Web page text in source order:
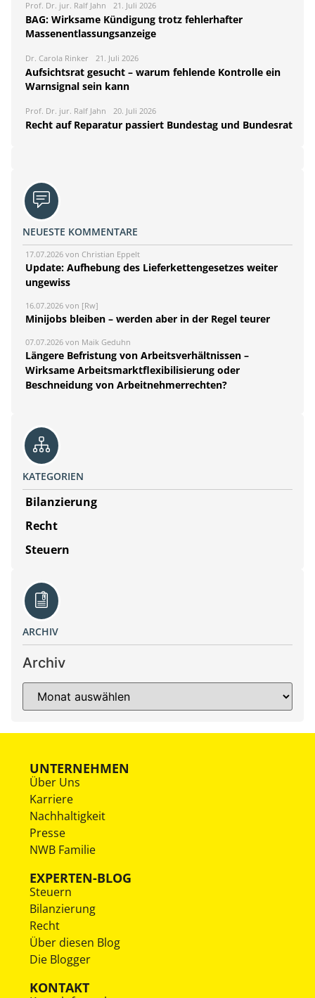
Prof. Dr. jur. Ralf Jahn 21. Juli 2026
BAG: Wirksame Kündigung trotz fehlerhafter
Massenentlassungsanzeige
Dr. Carola Rinker 21. Juli 2026
Aufsichtsrat gesucht – warum fehlende Kontrolle ein
Warnsignal sein kann
Prof. Dr. jur. Ralf Jahn 20. Juli 2026
Recht auf Reparatur passiert Bundestag und Bundesrat
NEUESTE KOMMENTARE
17.07.2026 von Christian Eppelt
Update: Aufhebung des Lieferkettengesetzes weiter
ungewiss
16.07.2026 von [Rw]
Minijobs bleiben – werden aber in der Regel teurer
07.07.2026 von Maik Geduhn
Längere Befristung von Arbeitsverhältnissen –
Wirksame Arbeitsmarktflexibilisierung oder
Beschneidung von Arbeitnehmerrechten?
KATEGORIEN
Bilanzierung
Recht
Steuern
ARCHIV
Archiv
UNTERNEHMEN
Über Uns
Karriere
Nachhaltigkeit
Presse
NWB Familie
EXPERTEN-BLOG
Steuern
Bilanzierung
Recht
Über diesen Blog
Die Blogger
KONTAKT